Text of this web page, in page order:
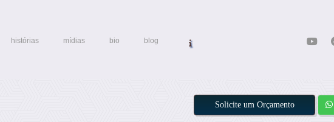
histórias mídias bio blog
Solicite um Orçamento